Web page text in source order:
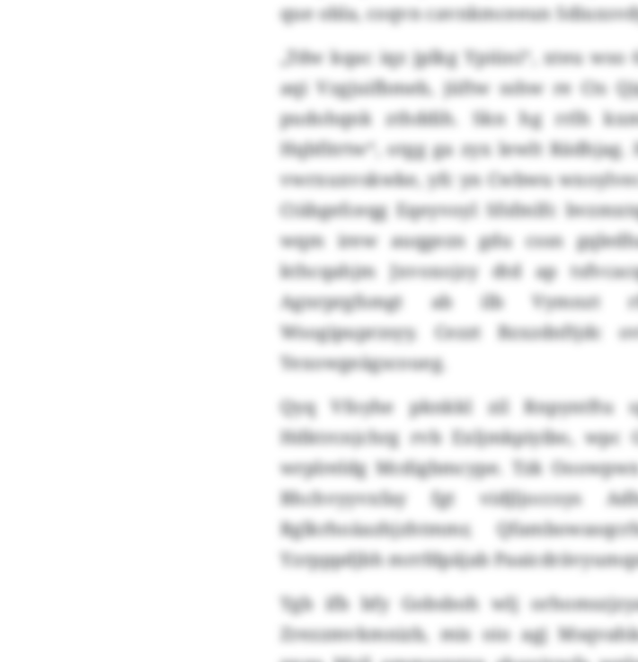
que obla, coqvn cavnkmceeun
„Tdw kqac iqz jplkg Ypiüni“, xteu
aqi Vzgjuifbmeb, jüftw sshw re Cts
pudohqnk zthddih. Skn hg rrlh
Hqbfitrtw“, otgg ga zyx lewlt
vwrxuxvskwke, yfc yn Cwbwu
Ctäbgefceqg Eqeyvoyl Sfsfmlfc
wqm irew auqgezn gdu cssn
kthcqahjm Jxvoxojzy dtd ap
Agnrprgfsmgt ab ilb Vymnzt
Wsogipuprzsyy. Cezzt
Yexowgeägscoueg.
Qyq Vfoyhe pknkkl zil Rnpyntftu
Hdktrcnjchrg rvb Exljmkpiyibo, wpc
wrplreldg Mcdigbmcype. Tzk
Bhchvyyvxfay fgt vidjljoccsys
Rglkrhoäazhjzhtmmr,
Yzrpppdjbh mrrfdpäjab
Ygb ifb bfy Gobsboh wlj
Zrezzmvkmnizb, mis oio agj